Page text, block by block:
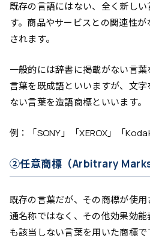
既存の言語にはない、全く新し
す。商品やサービスとの関連性
されます。
一般的には辞書に掲載がない言
言葉を既成語といいますが、文
ない言葉を造語商標といいます。
例：「SONY」「XEROX」「
②任意商標（Arbitrary
既存の言葉だが、その商標が使
通名称ではなく、その他効果効
も該当しない言葉を用いた商標